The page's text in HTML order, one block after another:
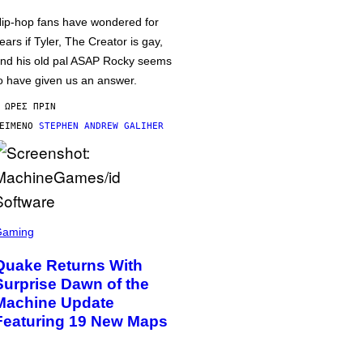
hop fans have wondered for
if Tyler, The Creator is gay,
his old pal ASAP Rocky seems
have given us an answer.
ΏΡΕΣ ΠΡΙΝ
STEPHEN ANDREW GALIHER
Returns With
Dawn of the
Update
19 New Maps